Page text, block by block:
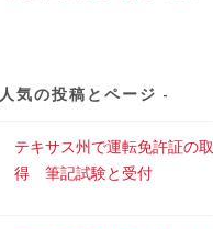
人気の投稿とページ
テキサス州で運転免許証の取
得 筆記試験と受付